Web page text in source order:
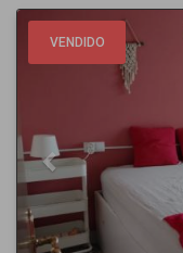
VENDIDO
Previous